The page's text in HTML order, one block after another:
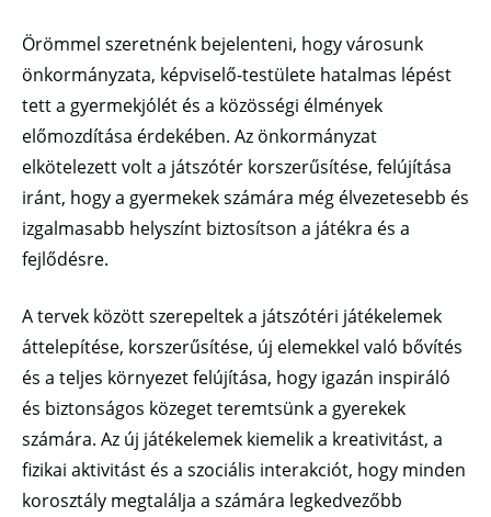
Örömmel szeretnénk bejelenteni, hogy városunk
önkormányzata, képviselő-testülete hatalmas lépést
tett a gyermekjólét és a közösségi élmények
előmozdítása érdekében. Az önkormányzat
elkötelezett volt a játszótér korszerűsítése, felújítása
iránt, hogy a gyermekek számára még élvezetesebb és
izgalmasabb helyszínt biztosítson a játékra és a
fejlődésre.
A tervek között szerepeltek a játszótéri játékelemek
áttelepítése, korszerűsítése, új elemekkel való bővítés
és a teljes környezet felújítása, hogy igazán inspiráló
és biztonságos közeget teremtsünk a gyerekek
számára. Az új játékelemek kiemelik a kreativitást, a
fizikai aktivitást és a szociális interakciót, hogy minden
korosztály megtalálja a számára legkedvezőbb